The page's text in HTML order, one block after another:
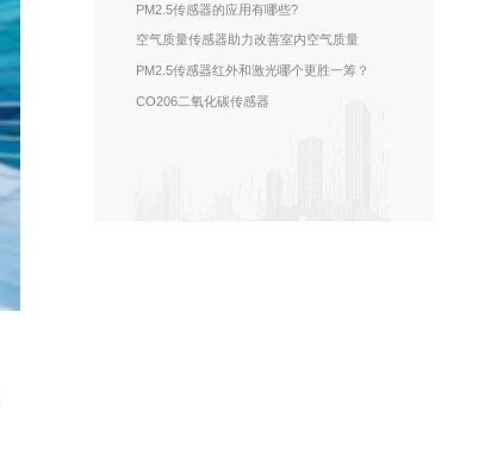
PM2.5传感器的应用有哪些?
空气质量传感器助力改善室内空气质量
PM2.5传感器红外和激光哪个更胜一筹？
CO206二氧化碳传感器